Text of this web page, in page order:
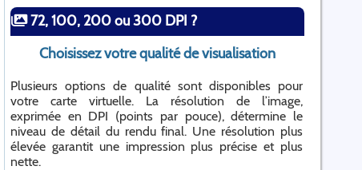
72, 100, 200 ou 300 DPI ?
Choisissez votre qualité de visualisation
Plusieurs options de qualité sont disponibles pour
votre carte virtuelle. La résolution de l’image,
exprimée en DPI (points par pouce), détermine le
niveau de détail du rendu final. Une résolution plus
élevée garantit une impression plus précise et plus
nette.